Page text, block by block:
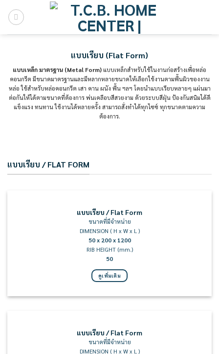
แบบเรียบ (Flat Form)
แบบเหล็ก มาตรฐาน (Metal Form) แบบเหล็กสำหรับใช้ในงานก่อสร้างเพื่อหล่อ
คอนกรีต มีขนาดมาตรฐานและมีหลากหลายขนาดให้เลือกใช้งานตามพื้นผิวของงาน
หล่อ ใช้สำหรับหล่อคอนกรีต เสา คาน ผนัง พื้น ฯลฯ โดยนำแบบเรียบหลายๆ แผ่นมา
ต่อกันให้ได้ตามขนาดที่ต้องการ พ่นเคลือบสีสวยงาม ด้วยระบบสีฝุ่น ป้องกันสนิมได้ดี
แข็งแรง ทนทาน ใช้งานได้หลายครั้ง สามารถสั่งทำได้ทุกไซซ์ ทุกขนาดตามความ
ต้องการ.
แบบเรียบ / FLAT FORM
แบบเรียบ / Flat Form
ขนาดที่มีจำหน่าย
DIMENSION ( H x W x L )
50 x 200 x 1200
RIB HEIGHT (mm.)
50
ดูเพิ่มเติม
แบบเรียบ / Flat Form
ขนาดที่มีจำหน่าย
DIMENSION ( H x W x L )